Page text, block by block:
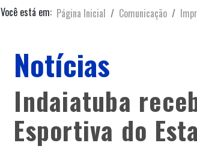
Você está em: Página Inicial Comunicação
Notícias
Indaiatuba
Esportiva do